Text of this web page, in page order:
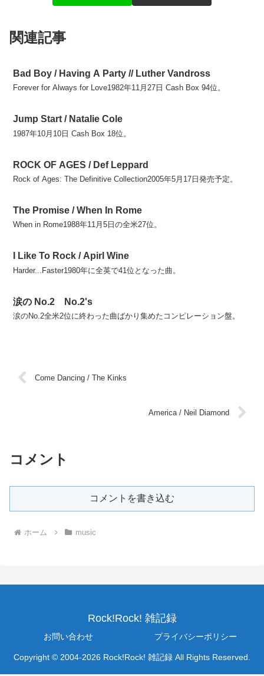
関連記事
Bad Boy / Having A Party // Luther Vandross
Forever for Always for Love1982年11月27日 Cash Box 94位。
Jump Start / Natalie Cole
1987年10月10日 Cash Box 18位。
ROCK OF AGES / Def Leppard
Rock of Ages: The Definitive Collection2005年5月17日発売予定。
The Promise / When In Rome
When in Rome1988年11月5日の全米27位。
I Like To Rock / Apirl Wine
Harder...Faster1980年に全英で41位となった曲。
涙の No.2 No.2's
涙のNo.2全米2位に終わった曲ばかり集めたコンピレーション盤。
Come Dancing / The Kinks
America / Neil Diamond
コメント
コメントを書き込む
ホーム music
Rock!Rock! 雑記録
お問い合わせ プライバシーポリシー
Copyright © 2004-2026 Rock!Rock! 雑記録 All Rights Reserved.